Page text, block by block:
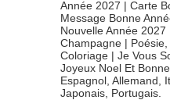
Année 2027 | Carte
Message Bonne
Nouvelle Année
Champagne |
Coloriage | Je Vous
Joyeux Noel Et
Espagnol, Allemand,
Japonais, Portugais.